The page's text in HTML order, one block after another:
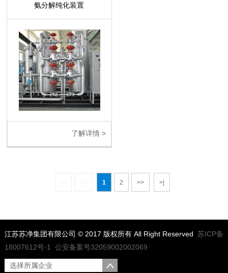
氨分解纯化装置
了解详情 >
1 2 >> >|
江苏苏净集团有限公司 © 2017 版权所有 All Right Reserved 苏ICP备
18007612号-1
公安备案号32059002002069
选择所属企业